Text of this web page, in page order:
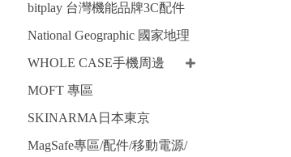
bitplay 台灣機能品牌3C配件
National Geographic 國家地理
WHOLE CASE手機周邊
MOFT 專區
SKINARMA日本東京
MagSafe專區/配件/移動電源/